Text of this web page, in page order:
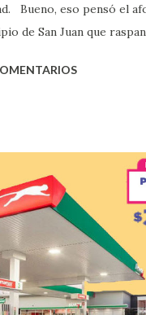
Bueno, eso pensó el
de San Juan que
$25,000,00 dólares.
en la farmacia Yarimar
en el Municipio de
lo disfrute!